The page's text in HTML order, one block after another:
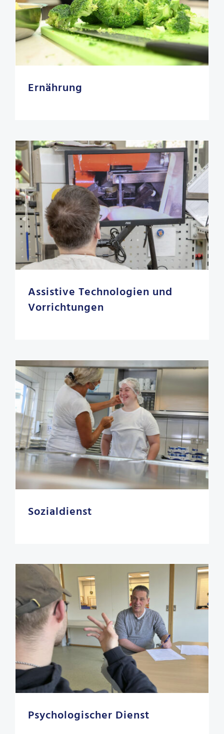
Ernährung
Assistive Technologien und
Vorrichtungen
Sozialdienst
Psychologischer Dienst